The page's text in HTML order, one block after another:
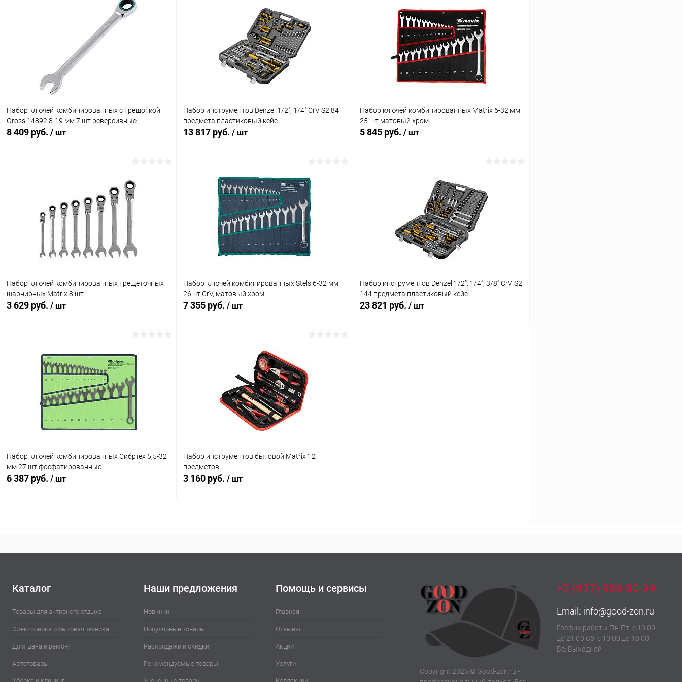
Набор ключей комбинированных с трещоткой
Gross 14892 8-19 мм 7 шт реверсивные
8 409 руб. / шт
Купить в 1 клик Сравнение
В избранное В наличии
Набор инструментов Denzel 1/2", 1/4" CrV S2 84
предмета пластиковый кейс
13 817 руб. / шт
Купить в 1 клик Сравнение
В избранное В наличии
Набор ключей комбинированных Matrix 6-32 мм
25 шт матовый хром
5 845 руб. / шт
Сравнение
В наличии
Набор ключей комбинированных трещеточных
шарнирных Matrix 8 шт
3 629 руб. / шт
Купить в 1 клик Сравнение
В избранное В наличии
Набор ключей комбинированных Stels 6-32 мм
26шт CrV, матовый хром
7 355 руб. / шт
Купить в 1 клик Сравнение
В избранное В наличии
Набор инструментов Denzel 1/2", 1/4", 3/8" CrV S2
144 предмета пластиковый кейс
23 821 руб. / шт
Набор ключей комбинированных Сибртех 5,5-32
мм 27 шт фосфатированные
6 387 руб. / шт
Набор инструментов бытовой Matrix 12
предметов
3 160 руб. / шт
Каталог
Товары для активного отдыха
Электроника и бытовая техника
Дом, дача и ремонт
Автотовары
Наши предложения
Новинки
Популярные товары
Распродажи и скидки
Рекомендуемые товары
Помощь и сервисы
Главная
Отзывы
Акции
Услуги
Copyright 2025 © Good-zon.ru -
+7 (977) 958-80-39
Email: info@good-zon.ru
График работы Пн-Пт: с 10:00
до 21:00 Сб: с 10:00 до 18:00
Вс: Выходной